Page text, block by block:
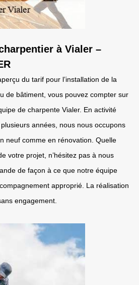
à Vialer –
du tarif pour l’installation de la
de bâtiment, vous pouvez compter sur
de charpente Vialer. En activité
années, nous nous occupons
neuf comme en rénovation. Quelle
votre projet, n’hésitez pas à nous
de façon à ce que notre équipe
approprié. La réalisation
engagement.